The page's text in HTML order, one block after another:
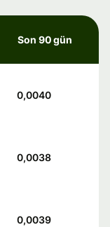
Son 90 gün
0,0040
0,0038
0,0039